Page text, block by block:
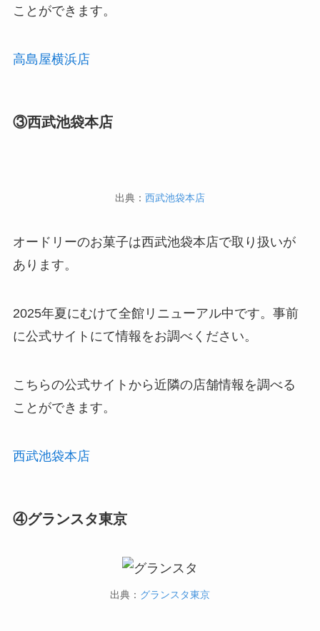
ことができます。
高島屋横浜店
③西武池袋本店
出典： 西武池袋本店
オードリーのお菓子は西武池袋本店で取り扱いが
あります。
2025年夏にむけて全館リニューアル中です。事前
に公式サイトにて情報をお調べください。
こちらの公式サイトから近隣の店舗情報を調べる
ことができます。
西武池袋本店
④グランスタ東京
出典： グランスタ東京